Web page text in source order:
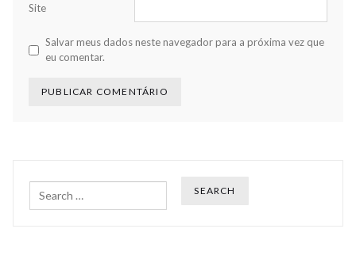
Site
Salvar meus dados neste navegador para a próxima vez que
eu comentar.
Search